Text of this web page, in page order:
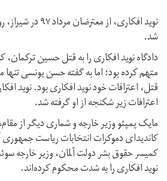
شد.
دادگاه نوید افکاری را به قتل حسین ترکمان،
متهم کرده بود؛ اما به گفته حسن یونسی تنها
قتل، اعترافات خود نوید افکاری بود. نوید
اعترافات زیر شکنجه از او گرفته شد.
مایک پمپئو وزیر خارجه و شماری دیگر از
کاندیدای دموکرات انتخابات ریاست جمهوری
کمیسر حقوق بشر دولت آلمان، وزیر خارجه
نوید افکاری را به شدت محکوم کرده‌اند.